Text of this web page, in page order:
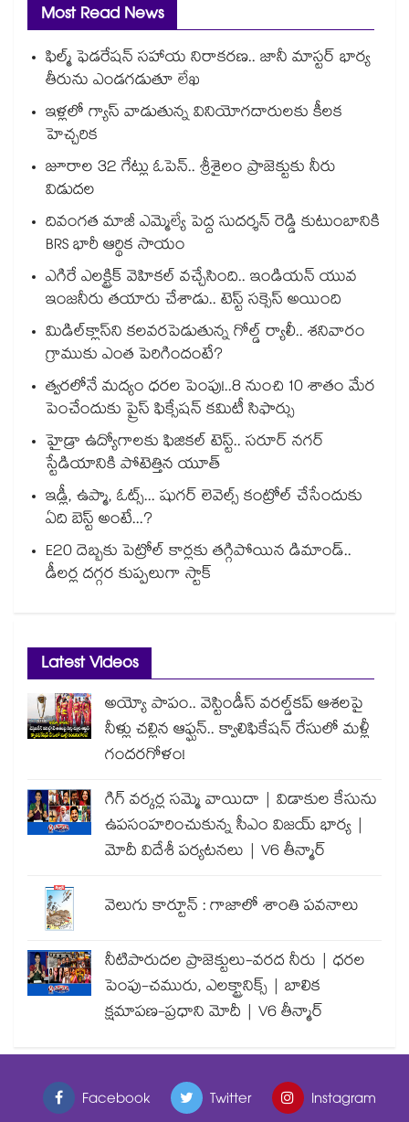
Most Read News
ఫిల్మ్ ఫెడరేషన్ సహాయ నిరాకరణ.. జానీ మాస్టర్ భార్య
తీరును ఎండగడుతూ లేఖ
ఇళ్లలో గ్యాస్ వాడుతున్న వినియోగదారులకు కీలక
హెచ్చరిక
జూరాల 32 గేట్లు ఓపెన్.. శ్రీశైలం ప్రాజెక్టుకు నీరు
విడుదల
దివంగత మాజీ ఎమ్మెల్యే పెద్ద సుదర్శన్ రెడ్డి కుటుంబానికి
BRS భారీ ఆర్థిక సాయం
ఎగిరే ఎలక్ట్రిక్ వెహికల్ వచ్చేసింది.. ఇండియన్ యువ
ఇంజనీరు తయారు చేశాడు.. టెస్ట్ సక్సెస్ అయింది
మిడిల్‌క్లాస్‌ని కలవరపెడుతున్న గోల్డ్ ర్యాలీ.. శనివారం
గ్రాముకు ఎంత పెరిగిందంటే?
త్వరలోనే మద్యం ధ‌‌ర‌‌ల పెంపు!..8 నుంచి 10 శాతం మేర
పెంచేందుకు ప్రైస్ ఫిక్సేష‌‌న్ క‌‌మిటీ సిఫార్సు
హైడ్రా ఉద్యోగాలకు ఫిజికల్ టెస్ట్.. సరూర్ నగర్
స్టేడియానికి పోటెత్తిన యూత్
ఇడ్లీ, ఉప్మా, ఓట్స్... షుగర్ లెవెల్స్ కంట్రోల్ చేసేందుకు
ఏది బెస్ట్ అంటే...?
E20 దెబ్బకు పెట్రోల్ కార్లకు తగ్గిపోయిన డిమాండ్..
డీలర్ల దగ్గర కుప్పలుగా స్టాక్
Latest Videos
అయ్యో పాపం.. వెస్టిండీస్ వరల్డ్‌కప్ ఆశలపై
నీళ్లు చల్లిన ఆఫ్ఘన్.. క్వాలిఫికేషన్ రేసులో మళ్లీ
గందరగోళం!
గిగ్ వర్కర్ల సమ్మె వాయిదా | విడాకుల కేసును
ఉపసంహరించుకున్న సీఎం విజయ్ భార్య |
మోదీ విదేశీ పర్యటనలు | V6 తీన్మార్
వెలుగు కార్టూన్ : గాజాలో శాంతి పవనాలు
నీటిపారుదల ప్రాజెక్టులు-వరద నీరు | ధరల
పెంపు-చమురు, ఎలక్ట్రానిక్స్ | బాలిక
క్షమాపణ-ప్రధాని మోదీ | V6 తీన్మార్
Facebook Twitter Instagram